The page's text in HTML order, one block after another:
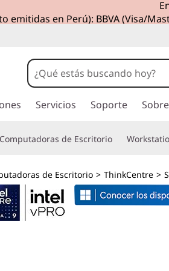
emitidas en Perú): BBVA (Visa/
Servicios Soporte
Computadoras de Escritorio
de Escritorio > ThinkCentre >